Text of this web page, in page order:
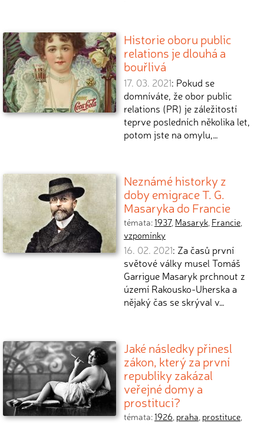
Historie oboru public
relations je dlouhá a
bouřlivá
17. 03. 2021: Pokud se
domníváte, že obor public
relations (PR) je záležitostí
teprve posledních několika let,
potom jste na omylu,…
Neznámé historky z
doby emigrace T. G.
Masaryka do Francie
témata:1937, Masaryk, Francie,
vzpomínky
16. 02. 2021: Za časů první
světové války musel Tomáš
Garrigue Masaryk prchnout z
území Rakousko-Uherska a
nějaký čas se skrýval v…
Jaké následky přinesl
zákon, který za první
republiky zakázal
veřejné domy a
prostituci?
témata:1926, praha, prostituce,